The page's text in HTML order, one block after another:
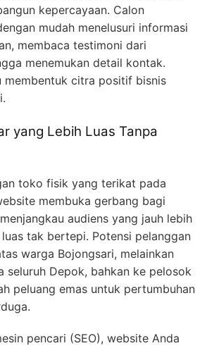
kepercayaan. Calon
mudah menelusuri informasi
membaca testimoni dari
menemukan detail kontak.
membentuk citra positif bisnis
yang Lebih Luas Tanpa
toko fisik yang terikat pada
membuka gerbang bagi
audiens yang jauh lebih
tak bertepi. Potensi pelanggan
warga Bojongsari, melainkan
seluruh Depok, bahkan ke pelosok
peluang emas untuk pertumbuhan
pencari (SEO), website Anda